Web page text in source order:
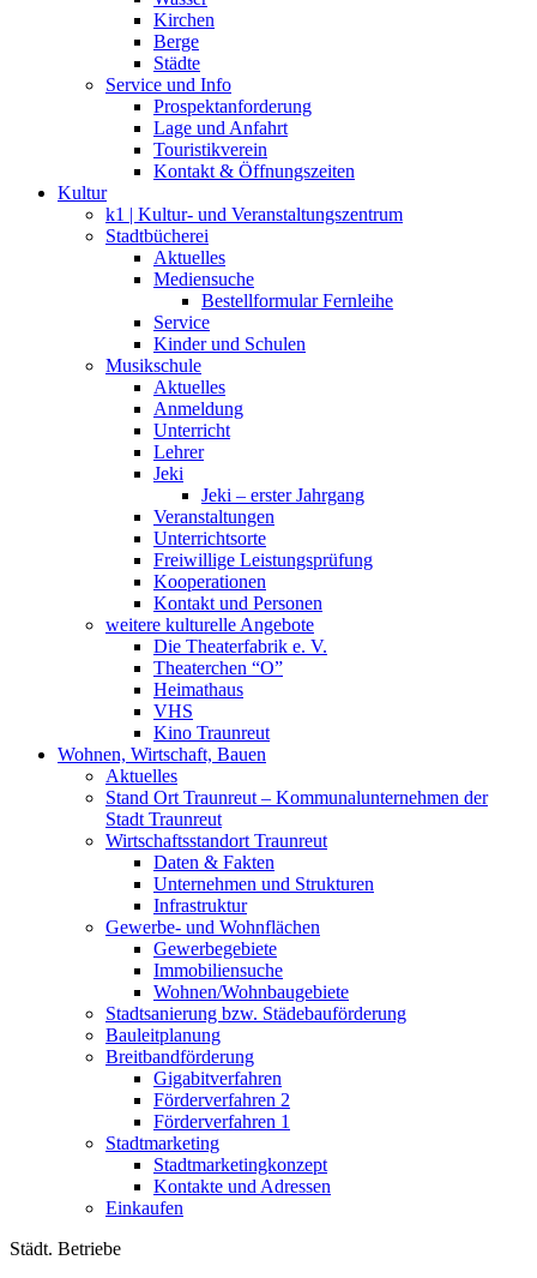
Kirchen
Berge
Städte
Service und Info
Prospektanforderung
Lage und Anfahrt
Touristikverein
Kontakt & Öffnungszeiten
Kultur
k1 | Kultur- und Veranstaltungszentrum
Stadtbücherei
Aktuelles
Mediensuche
Bestellformular Fernleihe
Service
Kinder und Schulen
Musikschule
Aktuelles
Anmeldung
Unterricht
Lehrer
Jeki
Jeki – erster Jahrgang
Veranstaltungen
Unterrichtsorte
Freiwillige Leistungsprüfung
Kooperationen
Kontakt und Personen
weitere kulturelle Angebote
Die Theaterfabrik e. V.
Theaterchen “O”
Heimathaus
VHS
Kino Traunreut
Wohnen, Wirtschaft, Bauen
Aktuelles
Stand Ort Traunreut – Kommunalunternehmen der
Stadt Traunreut
Wirtschaftsstandort Traunreut
Daten & Fakten
Unternehmen und Strukturen
Infrastruktur
Gewerbe- und Wohnflächen
Gewerbegebiete
Immobiliensuche
Wohnen/Wohnbaugebiete
Stadtsanierung bzw. Städebauförderung
Bauleitplanung
Breitbandförderung
Gigabitverfahren
Förderverfahren 2
Förderverfahren 1
Stadtmarketing
Stadtmarketingkonzept
Kontakte und Adressen
Einkaufen
Städt. Betriebe